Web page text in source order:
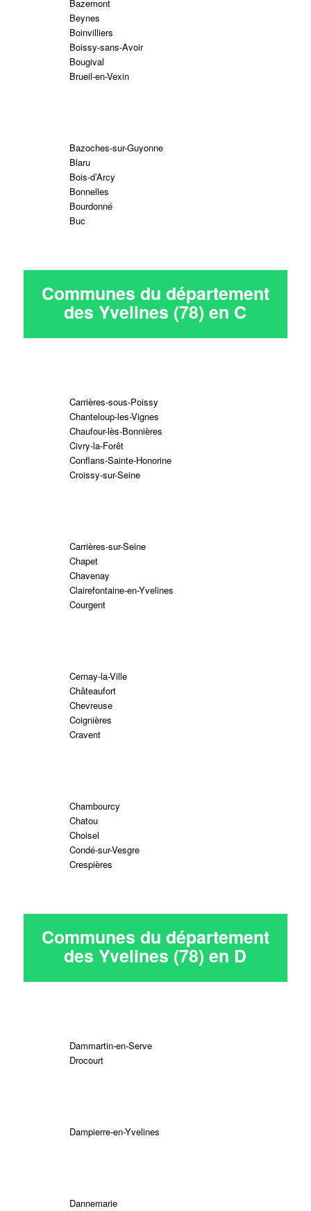
Bazemont
Beynes
Boinvilliers
Boissy-sans-Avoir
Bougival
Brueil-en-Vexin
Bazoches-sur-Guyonne
Blaru
Bois-d’Arcy
Bonnelles
Bourdonné
Buc
Communes du département
des Yvelines (78) en C
Carrières-sous-Poissy
Chanteloup-les-Vignes
Chaufour-lès-Bonnières
Civry-la-Forêt
Conflans-Sainte-Honorine
Croissy-sur-Seine
Carrières-sur-Seine
Chapet
Chavenay
Clairefontaine-en-Yvelines
Courgent
Cernay-la-Ville
Châteaufort
Chevreuse
Coignières
Cravent
Chambourcy
Chatou
Choisel
Condé-sur-Vesgre
Crespières
Communes du département
des Yvelines (78) en D
Dammartin-en-Serve
Drocourt
Dampierre-en-Yvelines
Dannemarie